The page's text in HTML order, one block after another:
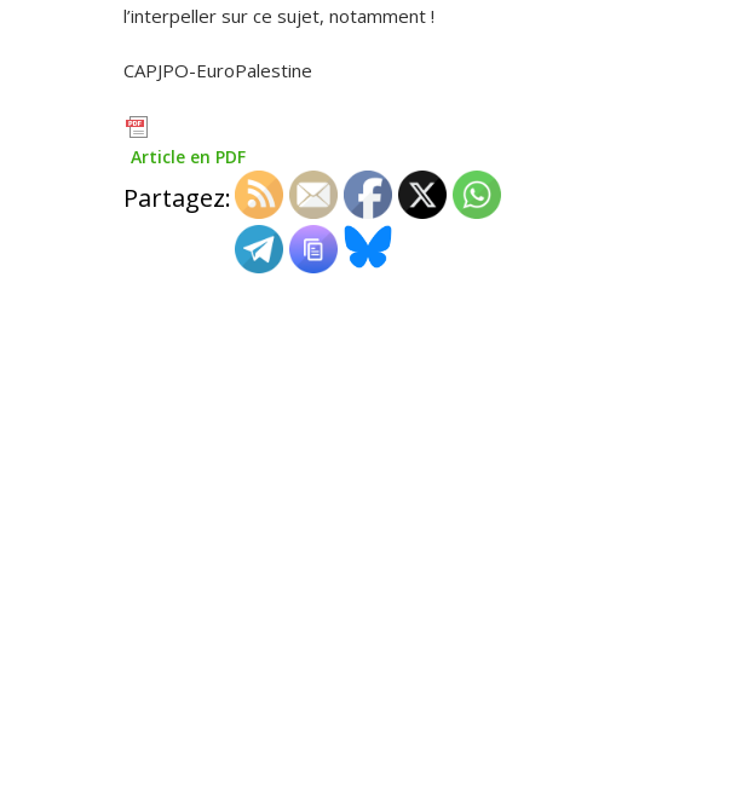
l’interpeller sur ce sujet, notamment !
CAPJPO-EuroPalestine
Article en PDF
Partagez: